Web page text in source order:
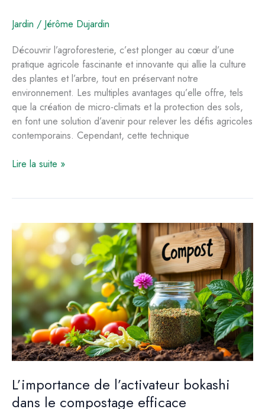
Jardin / Jérôme Dujardin
Découvrir l’agroforesterie, c’est plonger au cœur d’une
pratique agricole fascinante et innovante qui allie la culture
des plantes et l’arbre, tout en préservant notre
environnement. Les multiples avantages qu’elle offre, tels
que la création de micro-climats et la protection des sols,
en font une solution d’avenir pour relever les défis agricoles
contemporains. Cependant, cette technique
Agroforesterie
avantages
et
inconvénients
Lire la suite »
L’importance de l’activateur bokashi
dans le compostage efficace